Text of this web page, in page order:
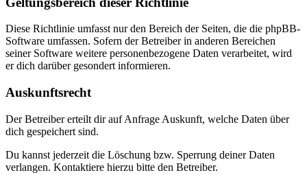
Diese Richtlinie umfasst nur den Bereich der Seiten, die die phpBB-
Software umfassen. Sofern der Betreiber in anderen Bereichen
seiner Software weitere personenbezogene Daten verarbeitet, wird
er dich darüber gesondert informieren.
Auskunftsrecht
Der Betreiber erteilt dir auf Anfrage Auskunft, welche Daten über
dich gespeichert sind.
Du kannst jederzeit die Löschung bzw. Sperrung deiner Daten
verlangen. Kontaktiere hierzu bitte den Betreiber.